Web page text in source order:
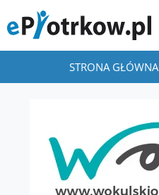
STRONA GŁÓWNA